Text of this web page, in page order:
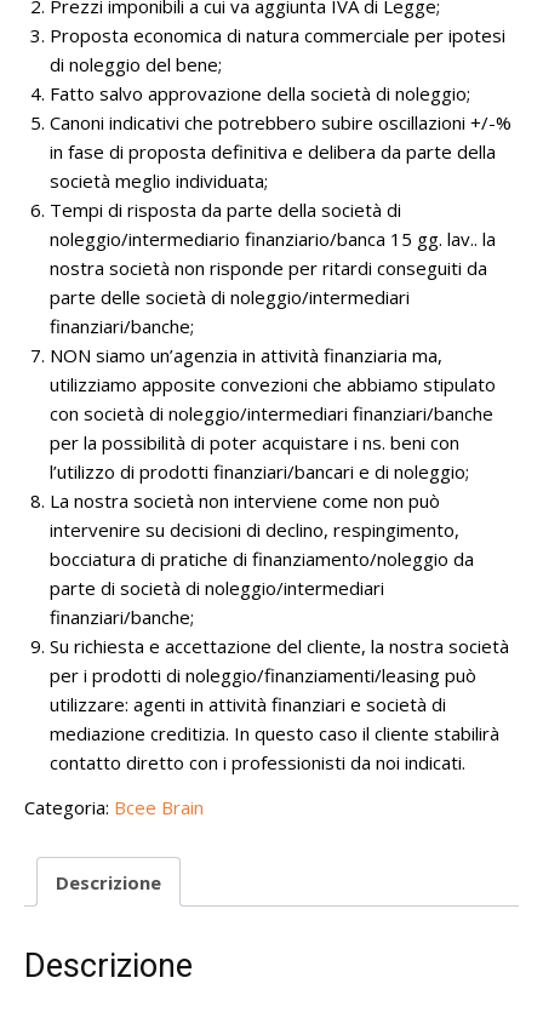
Prezzi imponibili a cui va aggiunta IVA di Legge;
Proposta economica di natura commerciale per ipotesi
di noleggio del bene;
Fatto salvo approvazione della società di noleggio;
Canoni indicativi che potrebbero subire oscillazioni +/-%
in fase di proposta definitiva e delibera da parte della
società meglio individuata;
Tempi di risposta da parte della società di
noleggio/intermediario finanziario/banca 15 gg. lav.. la
nostra società non risponde per ritardi conseguiti da
parte delle società di noleggio/intermediari
finanziari/banche;
NON siamo un’agenzia in attività finanziaria ma,
utilizziamo apposite convezioni che abbiamo stipulato
con società di noleggio/intermediari finanziari/banche
per la possibilità di poter acquistare i ns. beni con
l’utilizzo di prodotti finanziari/bancari e di noleggio;
La nostra società non interviene come non può
intervenire su decisioni di declino, respingimento,
bocciatura di pratiche di finanziamento/noleggio da
parte di società di noleggio/intermediari
finanziari/banche;
Su richiesta e accettazione del cliente, la nostra società
per i prodotti di noleggio/finanziamenti/leasing può
utilizzare: agenti in attività finanziari e società di
mediazione creditizia. In questo caso il cliente stabilirà
contatto diretto con i professionisti da noi indicati.
Categoria: Bcee Brain
Descrizione
Descrizione